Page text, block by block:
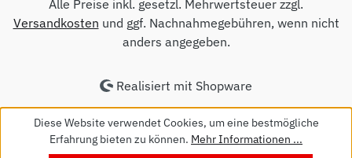
Alle Preise inkl. gesetzl. Mehrwertsteuer zzgl.
Versandkosten und ggf. Nachnahmegebühren, wenn nicht
anders angegeben.
Realisiert mit Shopware
Diese Website verwendet Cookies, um eine bestmögliche
Erfahrung bieten zu können. Mehr Informationen ...